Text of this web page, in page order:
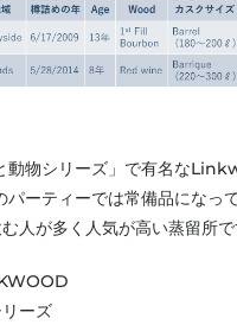
動物シリーズ」で有名な
パーティーでは常備品になっ
人が多く人気が高い蒸留所で
ーズ